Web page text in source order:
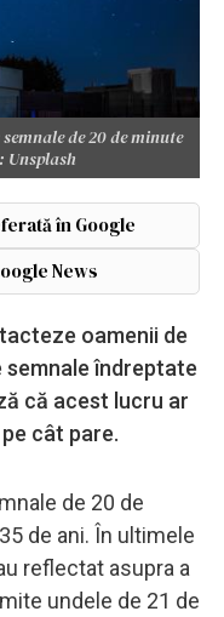
de 20 de minute
Unsplash
în Google
News
oamenii de
semnale îndreptate
că acest lucru ar
cât pare.
de 20 de
de ani. În ultimele
reflectat asupra a
undele de 21 de